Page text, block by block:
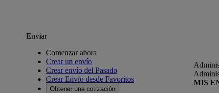
Enviar
Comenzar ahora
Crear un envío
Crear envío del Pasado
Crear Envío desde Favoritos
Obtener una cotización
MIS